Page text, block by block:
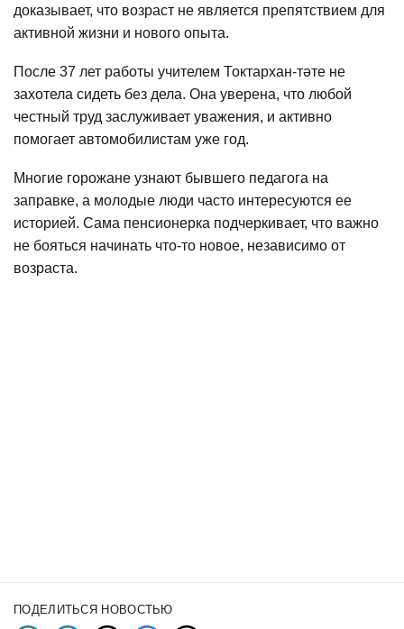
доказывает, что возраст не является препятствием для
активной жизни и нового опыта.
После 37 лет работы учителем Токтархан-тәте не
захотела сидеть без дела. Она уверена, что любой
честный труд заслуживает уважения, и активно
помогает автомобилистам уже год.
Многие горожане узнают бывшего педагога на
заправке, а молодые люди часто интересуются ее
историей. Сама пенсионерка подчеркивает, что важно
не бояться начинать что-то новое, независимо от
возраста.
ПОДЕЛИТЬСЯ НОВОСТЬЮ